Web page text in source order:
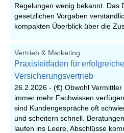
Regelungen wenig bekannt. Das
gesetzlichen Vorgaben
kompakten Überblick über die
Vertrieb & Marketing
Praxisleitfaden für
Versicherungsvertrieb
26.2.2026 - (€) Obwohl Vermittler
immer mehr Fachwissen verfügen,
sind Kundengespräche oft
und scheitern schnell. Beratungen
laufen ins Leere, Abschlüsse